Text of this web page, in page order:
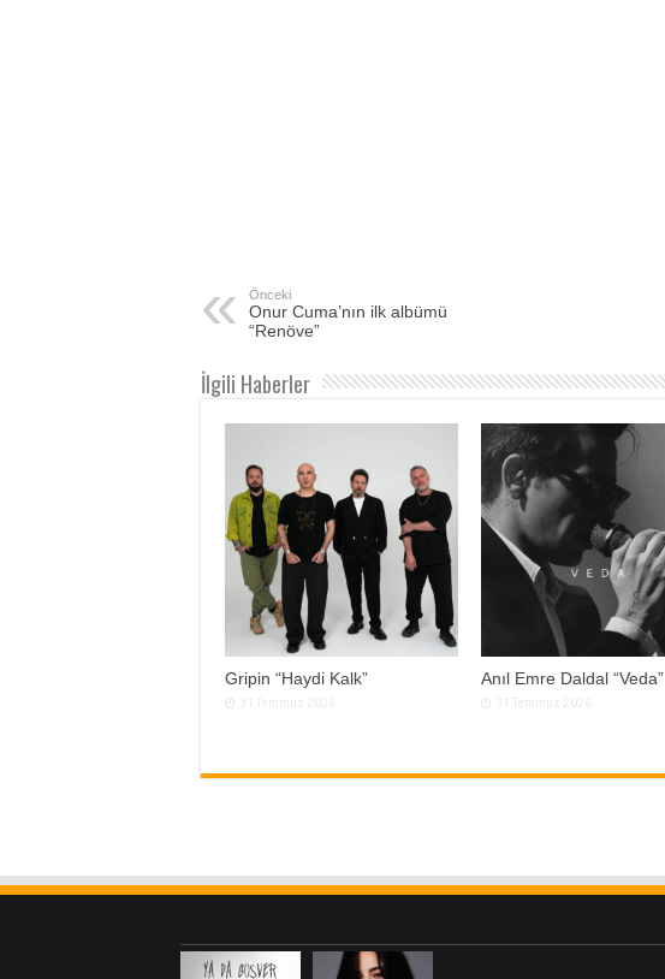
Önceki
Onur Cuma’nın ilk albümü
“Renöve”
İlgili Haberler
Gripin “Haydi Kalk” Anıl Emre Daldal “Veda”